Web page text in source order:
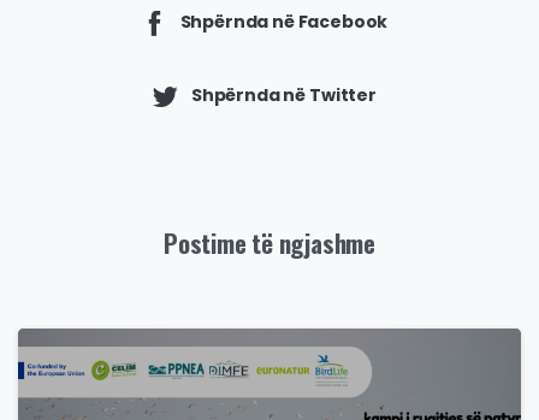
Shpërnda në Facebook
Shpërnda në Twitter
Postime të ngjashme